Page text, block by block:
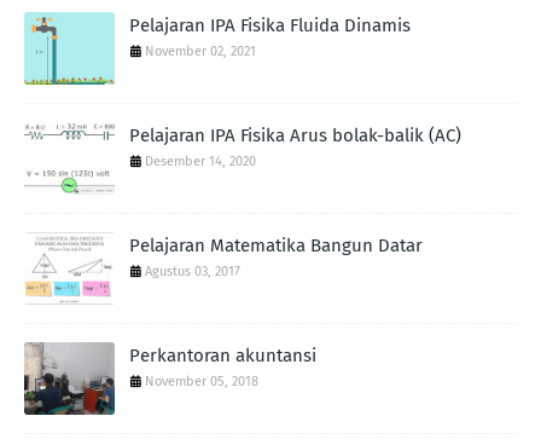
Pelajaran IPA Fisika Fluida Dinamis
November 02, 2021
Pelajaran IPA Fisika Arus bolak-balik (AC)
Desember 14, 2020
Pelajaran Matematika Bangun Datar
Agustus 03, 2017
Perkantoran akuntansi
November 05, 2018